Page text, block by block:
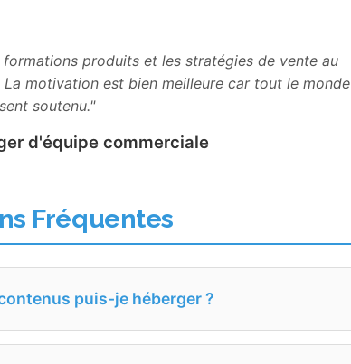
produits et les stratégies de vente au
motivation est bien meilleure car tout le monde
soutenu."
d'équipe commerciale
Fréquentes
puis-je héberger ?